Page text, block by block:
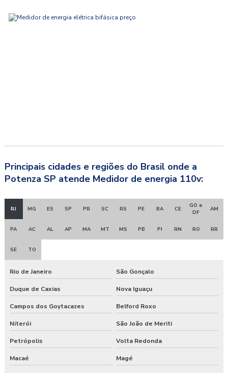
Principais cidades e regiões do Brasil onde a
Potenza SP atende Medidor de energia 110v:
RJ MG ES SP PR SC RS PE BA CE
GO e
DF
AM
PA AC AL AP MA MT MS PB PI RN RO RR
SE TO
Rio de Janeiro São Gonçalo
Duque de Caxias Nova Iguaçu
Campos dos Goytacazes Belford Roxo
Niterói São João de Meriti
Petrópolis Volta Redonda
Macaé Magé